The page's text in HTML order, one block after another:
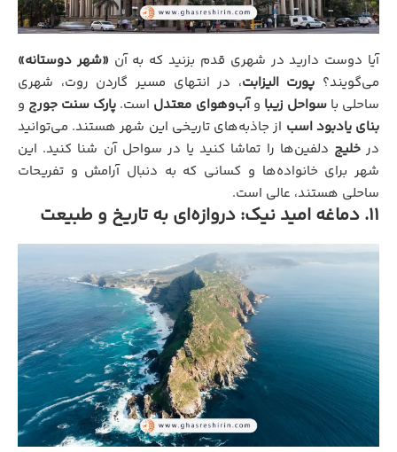
آیا دوست دارید در شهری قدم بزنید که به آن «شهر دوستانه»
می‌گویند؟ پورت الیزابت، در انتهای مسیر گاردن روت، شهری
ساحلی باسواحل زیبا وآب‌وهوای معتدل است. پارک سنت جورج و
بنای یادبود اسب از جاذبه‌های تاریخی این شهر هستند. می‌توانید
درخلیج دلفین‌ها را تماشا کنید یا در سواحل آن شنا کنید. این
شهر برای خانواده‌ها و کسانی که به دنبال آرامش و تفریحات
ساحلی هستند، عالی است.
۱۱. دماغه امید نیک: دروازه‌ای به تاریخ و طبیعت